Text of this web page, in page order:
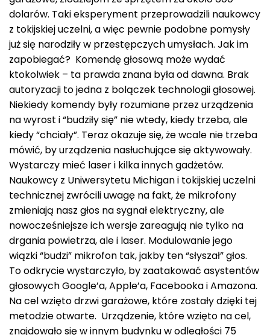
dolarów. Taki eksperyment przeprowadzili naukowcy
z tokijskiej uczelni, a więc pewnie podobne pomysły
już się narodziły w przestępczych umysłach. Jak im
zapobiegać? Komendę głosową może wydać
ktokolwiek – ta prawda znana była od dawna. Brak
autoryzacji to jedna z bolączek technologii głosowej.
Niekiedy komendy były rozumiane przez urządzenia
na wyrost i “budziły się” nie wtedy, kiedy trzeba, ale
kiedy “chciały”. Teraz okazuje się, że wcale nie trzeba
mówić, by urządzenia nasłuchujące się aktywowały.
Wystarczy mieć laser i kilka innych gadżetów.
Naukowcy z Uniwersytetu Michigan i tokijskiej uczelni
technicznej zwrócili uwagę na fakt, że mikrofony
zmieniają nasz głos na sygnał elektryczny, ale
nowocześniejsze ich wersje zareagują nie tylko na
drgania powietrza, ale i laser. Modulowanie jego
wiązki “budzi” mikrofon tak, jakby ten “słyszał” głos.
To odkrycie wystarczyło, by zaatakować asystentów
głosowych Google’a, Apple’a, Facebooka i Amazona.
Na cel wzięto drzwi garażowe, które zostały dzięki tej
metodzie otwarte. Urządzenie, które wzięto na cel,
znajdowało się w innym budynku w odległości 75